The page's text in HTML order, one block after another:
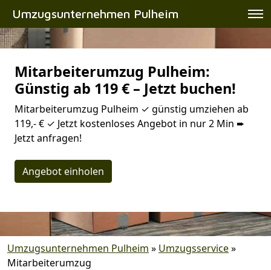
Umzugsunternehmen Pulheim
Mitarbeiterumzug Pulheim:
Günstig ab 119 € – Jetzt buchen!
Mitarbeiterumzug Pulheim ✓ günstig umziehen ab
119,- € ✓ Jetzt kostenloses Angebot in nur 2 Min ➨
Jetzt anfragen!
Angebot einholen
Umzugsunternehmen Pulheim » Umzugsservice»
Mitarbeiterumzug